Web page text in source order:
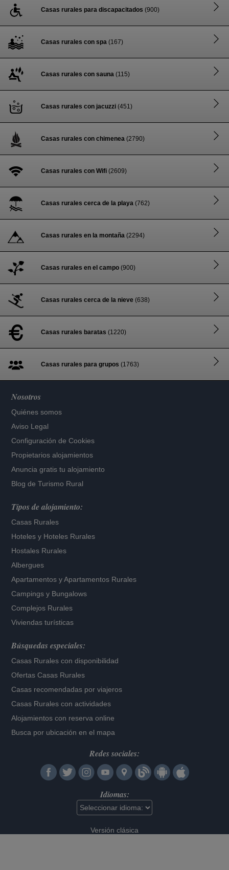
Casas rurales para discapacitados (900)
Casas rurales con spa (167)
Casas rurales con sauna (115)
Casas rurales con jacuzzi (451)
Casas rurales con chimenea (2790)
Casas rurales con Wifi (2609)
Casas rurales cerca de la playa (762)
Casas rurales en la montaña (2294)
Casas rurales en el campo (900)
Casas rurales cerca de la nieve (638)
Casas rurales baratas (1220)
Casas rurales para grupos (1763)
Nosotros
Quiénes somos
Aviso Legal
Configuración de Cookies
Propietarios alojamientos
Anuncia gratis tu alojamiento
Blog de Turismo Rural
Tipos de alojamiento:
Casas Rurales
Hoteles y Hoteles Rurales
Hostales Rurales
Albergues
Apartamentos yApartamentos Rurales
Campings y Bungalows
Complejos Rurales
Viviendas turísticas
Búsquedas especiales:
Casas Rurales con disponibilidad
Ofertas Casas Rurales
Casas recomendadas por viajeros
Casas Rurales con actividades
Alojamientos con reserva online
Busca por ubicación en el mapa
Redes sociales:
Idiomas:
Versión clásica